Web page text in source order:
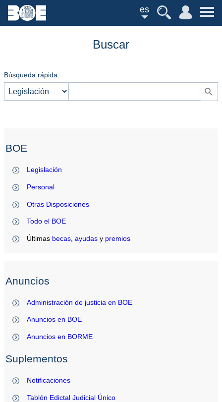
es
Buscar
Búsqueda rápida:
BOE
Legislación
Personal
Otras Disposiciones
Todo el BOE
Últimas becas ,ayudas y premios
Anuncios
Administración de justicia en BOE
Anuncios en BOE
Anuncios en BORME
Suplementos
Notificaciones
Tablón Edictal Judicial Único